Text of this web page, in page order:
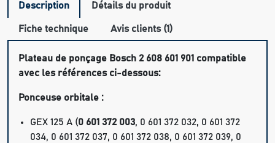
Description Détails du produit
Fiche technique Avis clients (1)
Plateau de ponçage Bosch 2 608 601 901 compatible
avec les références ci-dessous:
Ponceuse orbitale :
GEX 125 A (0 601 372 003, 0 601 372 032, 0 601 372
034, 0 601 372 037, 0 601 372 038, 0 601 372 039, 0